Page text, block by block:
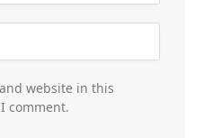
website in this
comment.